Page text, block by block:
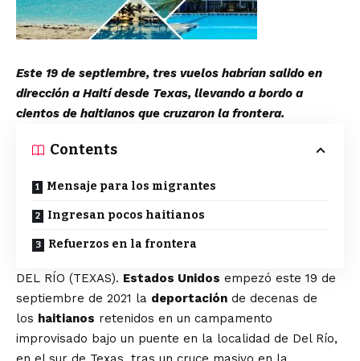
Este 19 de septiembre, tres vuelos habrían salido en
dirección a Haití desde Texas, llevando a bordo a
cientos de haitianos que cruzaron la frontera.
Contents
Mensaje para los migrantes
Ingresan pocos haitianos
Refuerzos en la frontera
DEL RÍO (TEXAS). Estados Unidos empezó este 19 de
septiembre de 2021 la deportación de decenas de
los haitianos retenidos en un campamento
improvisado bajo un puente en la localidad de Del Río,